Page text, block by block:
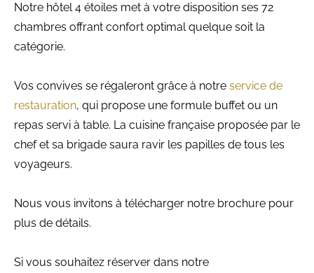
Notre hôtel 4 étoiles met à votre disposition ses 72
chambres offrant confort optimal quelque soit la
catégorie.
Vos convives se régaleront grâce à notre service de
restauration, qui propose une formule buffet ou un
repas servi à table. La cuisine française proposée par le
chef et sa brigade saura ravir les papilles de tous les
voyageurs.
Nous vous invitons à télécharger notre brochure pour
plus de détails.
Si vous souhaitez réserver dans notre